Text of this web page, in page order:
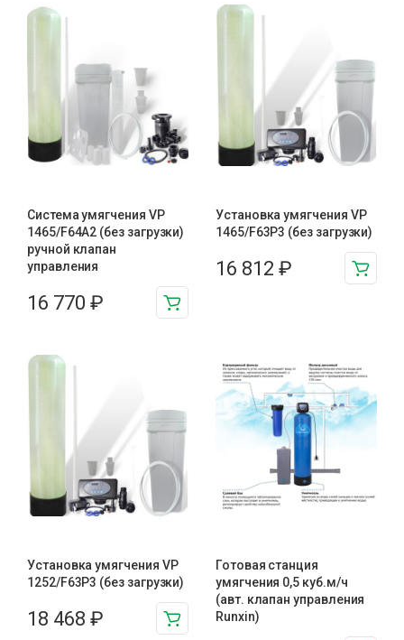
Система умягчения VP
1465/F64A2 (без загрузки)
ручной клапан
управления
16 770 ₽
Установка умягчения VP
1465/F63P3 (без загрузки)
16 812 ₽
Установка умягчения VP
1252/F63P3 (без загрузки)
18 468 ₽
Готовая станция
умягчения 0,5 куб.м/ч
(авт. клапан управления
Runxin)